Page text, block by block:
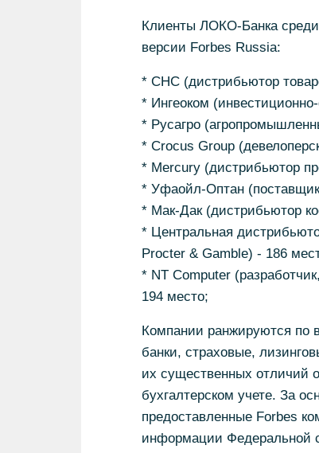
Клиенты ЛОКО-Банка
версии Forbes Russia:
* СНС (дистрибьютор
* Ингеоком
* Русагро
* Crocus Group
* Mercury (дистрибьютор
* Уфаойл-Оптан
* Мак-Дак (дистрибьютор
* Центральная
Procter & Gamble) - 186
* NT Computer
194 место;
Компании ранжируются по
банки, страховые,
их существенных отличий
бухгалтерском учете. За
предоставленные Forbes
информации Федеральной